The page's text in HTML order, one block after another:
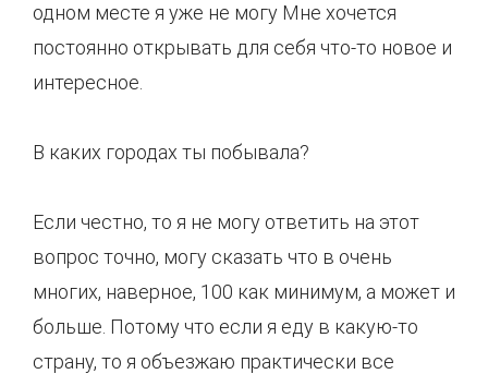
одном месте я уже не могу Мне хочется
постоянно открывать для себя что-то новое и
интересное.
В каких городах ты побывала?
Если честно, то я не могу ответить на этот
вопрос точно, могу сказать что в очень
многих, наверное, 100 как минимум, а может и
больше. Потому что если я еду в какую-то
страну, то я объезжаю практически все